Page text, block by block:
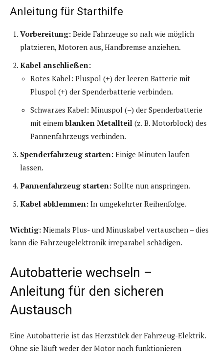
Anleitung für Starthilfe
Vorbereitung: Beide Fahrzeuge so nah wie möglich
platzieren, Motoren aus, Handbremse anziehen.
Kabel anschließen:
Rotes Kabel: Pluspol (+) der leeren Batterie mit
Pluspol (+) der Spenderbatterie verbinden.
Schwarzes Kabel: Minuspol (–) der Spenderbatterie
mit einem blanken Metallteil (z. B. Motorblock) des
Pannenfahrzeugs verbinden.
Spenderfahrzeug starten: Einige Minuten laufen
lassen.
Pannenfahrzeug starten: Sollte nun anspringen.
Kabel abklemmen: In umgekehrter Reihenfolge.
Wichtig: Niemals Plus- und Minuskabel vertauschen – dies
kann die Fahrzeugelektronik irreparabel schädigen.
Autobatterie wechseln –
Anleitung für den sicheren
Austausch
Eine Autobatterie ist das Herzstück der Fahrzeug-Elektrik.
Ohne sie läuft weder der Motor noch funktionieren